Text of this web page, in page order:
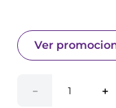
Ver
＋
－